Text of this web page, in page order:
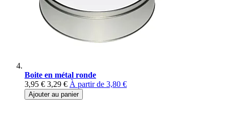
Boite en métal ronde
3,95 € 3,29 € À partir de 3,80 €
Ajouter au panier